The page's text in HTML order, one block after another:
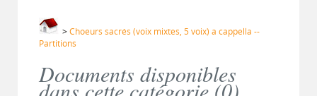
>Choeurs sacrés (voix mixtes, 5 voix) a cappella --
Partitions
Documents disponibles
dans cette catégorie (0)